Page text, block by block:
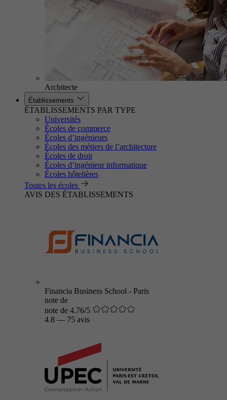
Architecte
Établissements
ÉTABLISSEMENTS PAR TYPE
Universités
Écoles de commerce
Écoles d’ingénieurs
Écoles des métiers de l’architecture
Écoles de droit
Écoles d’ingénieur informatique
Écoles hôtelières
Toutes les écoles
AVIS DES ÉTABLISSEMENTS
Financia Business School - Paris
note de
note de 4.76/5
4.8 — 75 avis